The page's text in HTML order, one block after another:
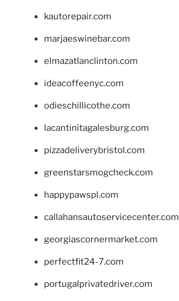
kautorepair.com
marjaeswinebar.com
elmazatlanclinton.com
ideacoffeenyc.com
odieschillicothe.com
lacantinitagalesburg.com
pizzadeliverybristol.com
greenstarsmogcheck.com
happypawspl.com
callahansautoservicecenter.com
georgiascornermarket.com
perfectfit24-7.com
portugalprivatedriver.com